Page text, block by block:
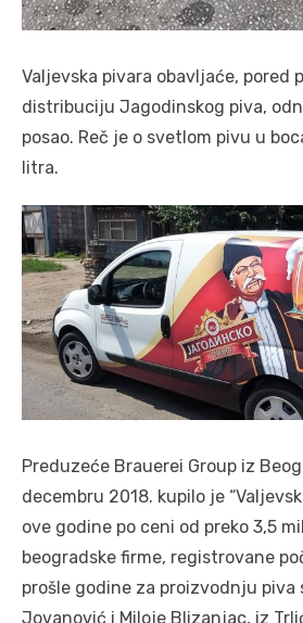
Valjevska pivara obavljaće, pored
distribuciju Jagodinskog piva,
posao. Reč je o svetlom pivu u
litra.
Preduzeće Brauerei Group iz
decembru 2018. kupilo je
ove godine po ceni od preko 3,5
beogradske firme, registrovane
prošle godine za proizvodnju piva
Jovanović i Miloje Blizanjac, iz